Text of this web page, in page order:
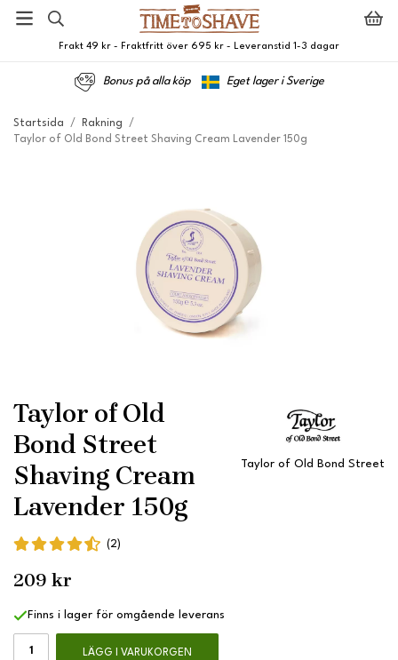
Frakt 49 kr - Fraktfritt över 695 kr - Leveranstid 1-3 dagar
Bonus på alla köp Eget lager i Sverige
Startsida / Rakning
/
Taylor of Old Bond Street Shaving Cream Lavender 150g
Taylor of Old
Bond Street
Shaving Cream
Lavender 150g
Taylor of Old Bond Street
(2)
209 kr
Finns i lager för omgående leverans
LÄGG I VARUKORGEN